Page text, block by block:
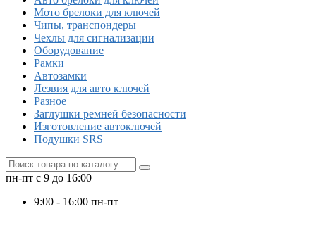
Мото брелоки для ключей
Чипы, транспондеры
Чехлы для сигнализации
Оборудование
Рамки
Автозамки
Лезвия для авто ключей
Разное
Заглушки ремней безопасности
Изготовление автоключей
Подушки SRS
пн-пт с 9 до 16:00
9:00 - 16:00 пн-пт